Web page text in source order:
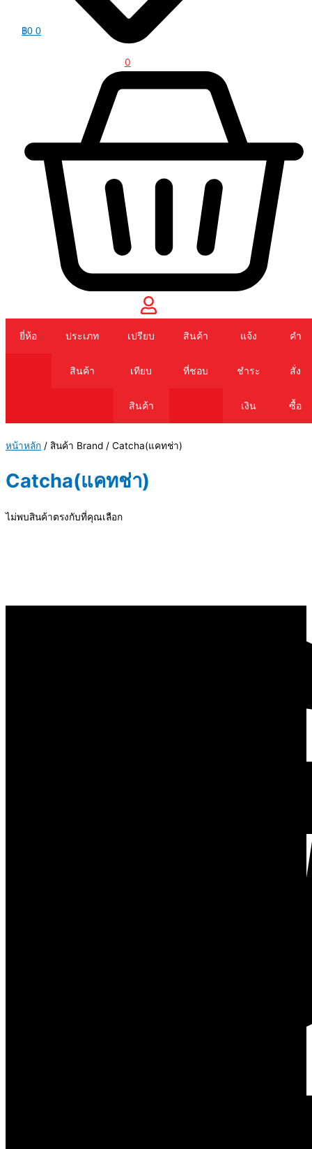
0
฿0 0
Cart
ยี่ห้อ ประเภท
สินค้า
เปรียบ
เทียบ
สินค้า
สินค้า
ที่ชอบ
แจ้ง
ชำระ
เงิน
คำ
สั่ง
ซื้อ
หน้าหลัก / สินค้า Brand / Catcha(แคทช่า)
Catcha(แคทช่า)
ไม่พบสินค้าตรงกับที่คุณเลือก